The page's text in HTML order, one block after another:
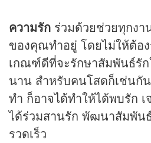
ความรัก ร่วมด้วยช่วยทุกงา
ของคุณทำอยู่ โดยไม่ให้ต้อ
เกณฑ์ดีที่จะรักษาสัมพันธ์รัก
นาน สำหรับคนโสดก็เช่นกั
ทำ ก็อาจได้ทำให้ได้พบรัก
ได้ร่วมสานรัก พัฒนาสัมพัน
รวดเร็ว